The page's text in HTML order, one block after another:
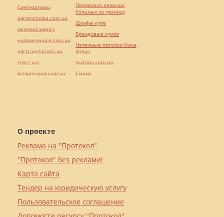
О проекте
Реклама на "Протокол"
"Протокол" без реклами!
Карта сайта
Тендер на юридическую услугу
Пользовательское соглашение
Синтезаторы
agrotechnika.com.ua
perevod.agency
europeservice.com.ua
mk-translations.ua
текст юа
kievperevod.com.ua
Перевозка лежачих
больных за границу
Шкафы купе
Брендовые сумки
Натяжные потолки Nova
Stelya
maltina.com.ua
Cылки